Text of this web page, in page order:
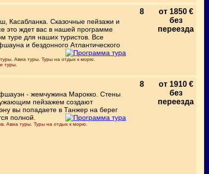
Касабланка. Сказочные пейзажи и
это ждет вас в нашей программе
туре для наших туристов. Все
и бездонного Атлантического
Авиа туры. Туры на отдых к морю.
туры.
8
от 1850 €
без
переезда
- жемчужина Марокко. Стены
пейзажем создают
вы попадаете в Танжер на берег
полной.
Авиа туры. Туры на отдых к морю.
8
от 1910 €
без
переезда